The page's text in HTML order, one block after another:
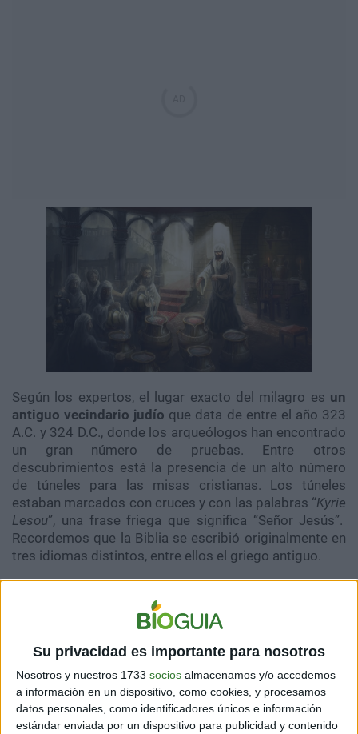
Su privacidad es importante para nosotros
Nosotros y nuestros 1733 socios almacenamos y/o accedemos
a información en un dispositivo, como cookies, y procesamos
datos personales, como identificadores únicos e información
estándar enviada por un dispositivo para publicidad y contenido
Según los expertos, el lugar exacto del milagro es un
antiguo vecindario judío que data de entre el año 323
A.C. y 324 D.C., donde los arqueólogos han encontrado
un gran número de pruebas. Entre otros
descubrimientos está la presencia de un alto número
de túneles para las misas cristianas. Los túneles
estaban marcados con cruces y con las palabras “Kyrie
Lesou”, una frase friega que significa “Señor Jesús”.
Recordemos que la Biblia se escribió originalmente en
tres idiomas distintos, entre ellos el griego antiguo.
Seis jarras de piedra también fueron
, que recuerdan mucho a las que sostenían el
vino en el relato bíblico. Sin embargo, el doctor Tom
McCollough, director de la excavación dijo que había
otros tres lugares con altas probabilidades de ser
Caná, pero ninguno tiene suficiente evidencia para
afirmarlo definitivamente.